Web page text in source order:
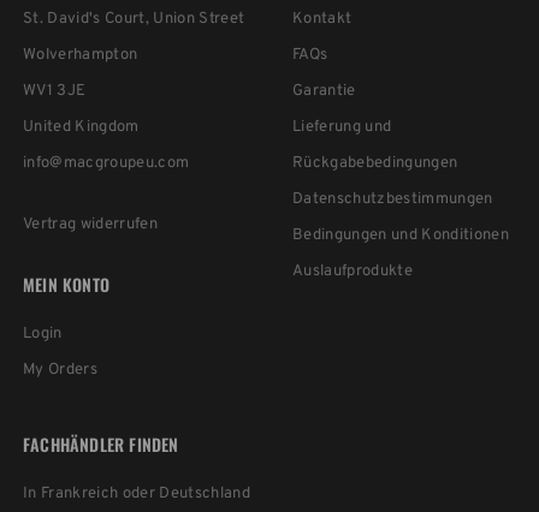
St. David's Court, Union Street
Wolverhampton
WV1 3JE
United Kingdom
info@macgroupeu.com
Vertrag widerrufen
Kontakt
FAQs
Garantie
Lieferung und
Rückgabebedingungen
Datenschutzbestimmungen
Bedingungen und Konditionen
Auslaufprodukte
MEIN KONTO
Login
My Orders
FACHHÄNDLER FINDEN
In Frankreich oder Deutschland